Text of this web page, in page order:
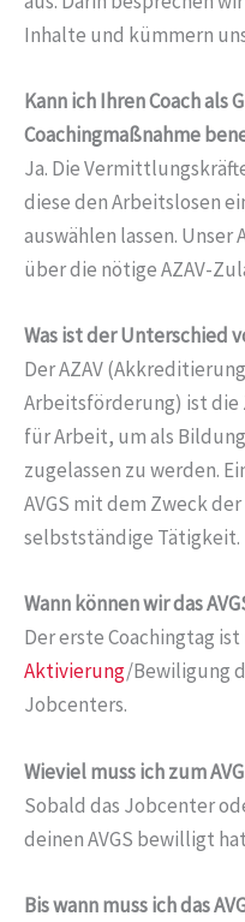
Inhalte und kümmern
Kann ich Ihren Coach als
Coachingmaßnahme
Ja. Die
diese den Arbeitslosen
auswählen lassen. Unser
über die nötige AZAV-
Was ist der Unterschied
Der AZAV
Arbeitsförderung) ist
für Arbeit, um als
zugelassen zu werden.
AVGS mit dem Zweck
selbstständige Tätigkeit.
Wann können wir das
Der erste Coachingtag
Aktivierung/Bewiligung
Jobcenters.
Wieviel muss ich zum
Sobald das Jobcenter
deinen AVGS bewilligt
Bis wann muss ich das